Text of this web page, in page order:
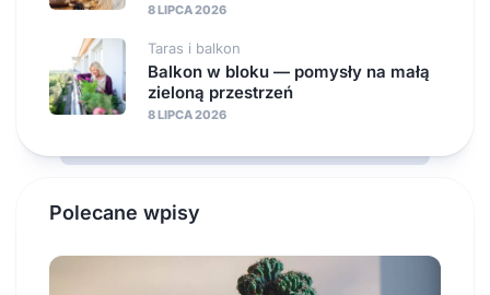
8 LIPCA 2026
Taras i balkon
Balkon w bloku — pomysły na małą
zieloną przestrzeń
8 LIPCA 2026
Polecane wpisy